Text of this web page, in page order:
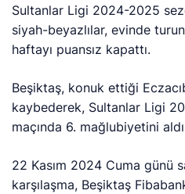
Sultanlar Ligi 2024-2025
siyah-beyazlılar, evinde
haftayı puansız kapattı.
Beşiktaş, konuk ettiği
kaybederek, Sultanlar Ligi
maçında 6. mağlubiyetini
22 Kasım 2024 Cuma günü
karşılaşma, Beşiktaş